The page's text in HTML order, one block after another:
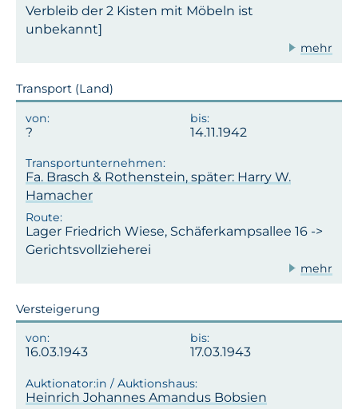
Verbleib der 2 Kisten mit Möbeln ist
unbekannt]
mehr
Transport (Land)
14.11.1942
Fa. Brasch & Rothenstein, später: Harry W.
Hamacher
Lager Friedrich Wiese, Schäferkampsallee 16 ->
Gerichtsvollzieherei
mehr
Versteigerung
16.03.1943 17.03.1943
Heinrich Johannes Amandus Bobsien